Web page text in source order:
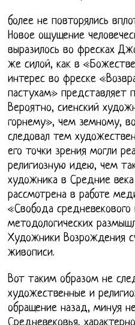
более не повторялись
Новое ощущение
выразилось во фресках
же силой, как в
интерес во фреске
пастухам» представляет
Вероятно, сиенский
горнему», чем земному,
следовал тем
его точки зрения могли
религиозную идею, чем
художника в Средние
рассмотрена в работе
«Свобода средневекового
методологических
Художники Возрождения
живописи.
Вот таким образом не
художественные и
обращение назад, минуя